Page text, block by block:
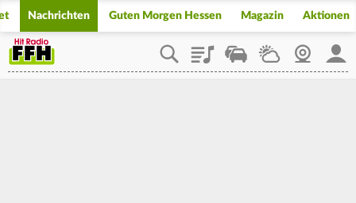
Nachrichten Guten Morgen Hessen Magazin Aktionen
PlaylistStaupilotWetterWebcam